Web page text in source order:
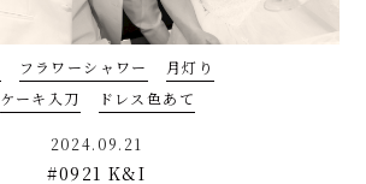
フラワーシャワー
月灯り
ケーキ入刀 ドレス色あて
2024.09.21
#0921 K&I